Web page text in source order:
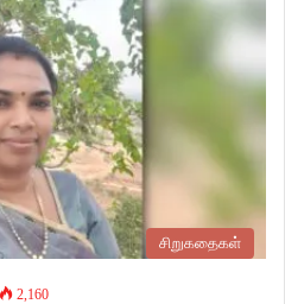
சிறுகதைகள்
2,160